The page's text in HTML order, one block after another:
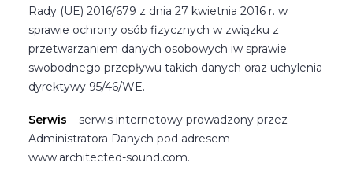
Rady (UE) 2016/679 z dnia 27 kwietnia 2016 r. w
sprawie ochrony osób fizycznych w związku z
przetwarzaniem danych osobowych iw sprawie
swobodnego przepływu takich danych oraz uchylenia
dyrektywy 95/46/WE.
Serwis – serwis internetowy prowadzony przez
Administratora Danych pod adresem
www.architected-sound.com.